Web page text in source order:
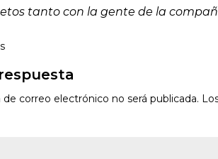
tanto con la gente de la
de correo electrónico no será publicada.